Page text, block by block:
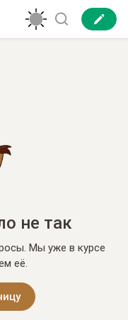
не так
Мы уже в курсе
её.